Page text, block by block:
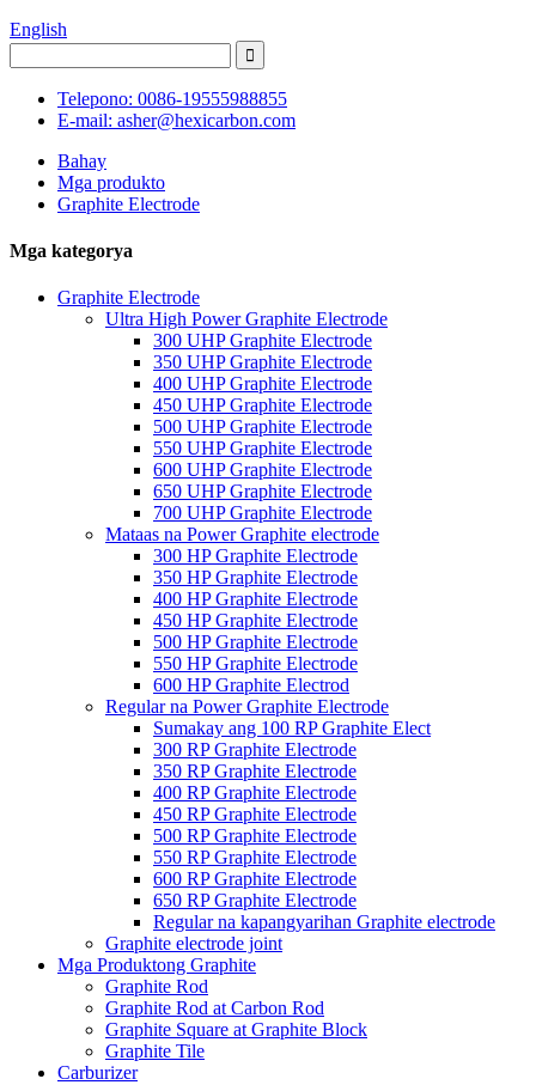
English
Telepono: 0086-19555988855
E-mail: asher@hexicarbon.com
Bahay
Mga produkto
Graphite Electrode
Mga kategorya
Graphite Electrode
Ultra High Power Graphite Electrode
300 UHP Graphite Electrode
350 UHP Graphite Electrode
400 UHP Graphite Electrode
450 UHP Graphite Electrode
500 UHP Graphite Electrode
550 UHP Graphite Electrode
600 UHP Graphite Electrode
650 UHP Graphite Electrode
700 UHP Graphite Electrode
Mataas na Power Graphite electrode
300 HP Graphite Electrode
350 HP Graphite Electrode
400 HP Graphite Electrode
450 HP Graphite Electrode
500 HP Graphite Electrode
550 HP Graphite Electrode
600 HP Graphite Electrod
Regular na Power Graphite Electrode
Sumakay ang 100 RP Graphite Elect
300 RP Graphite Electrode
350 RP Graphite Electrode
400 RP Graphite Electrode
450 RP Graphite Electrode
500 RP Graphite Electrode
550 RP Graphite Electrode
600 RP Graphite Electrode
650 RP Graphite Electrode
Regular na kapangyarihan Graphite electrode
Graphite electrode joint
Mga Produktong Graphite
Graphite Rod
Graphite Rod at Carbon Rod
Graphite Square at Graphite Block
Graphite Tile
Carburizer